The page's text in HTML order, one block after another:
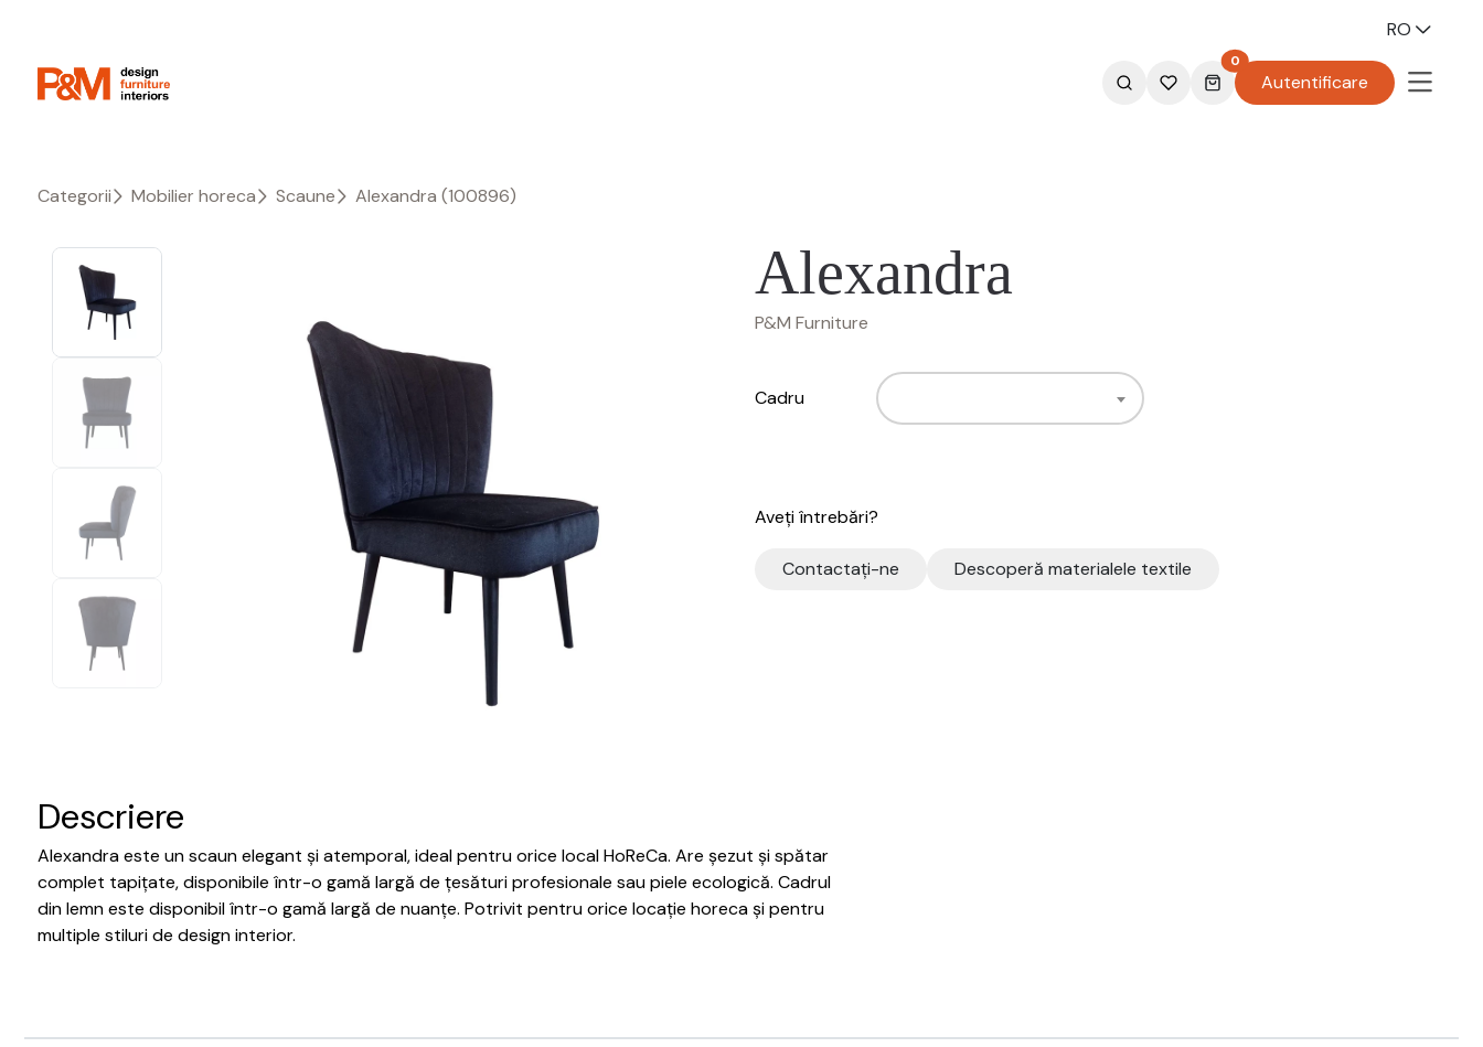
RO
0
Autentificare
Categorii Mobilier horeca Scaune Alexandra (100896)
Alexandra
P&M Furniture
Cadru
Aveți întrebări?
Contactaţi-ne Descoperă materialele textile
Descriere
Alexandra este un scaun elegant și atemporal, ideal pentru orice local HoReCa. Are șezut și spătar
complet tapițate, disponibile într-o gamă largă de țesături profesionale sau piele ecologică. Cadrul
din lemn este disponibil într-o gamă largă de nuanțe. Potrivit pentru orice locație horeca și pentru
multiple stiluri de design interior.